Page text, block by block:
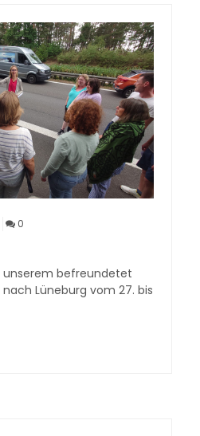
0
unserem befreundetet
Lüneburg vom 27. bis